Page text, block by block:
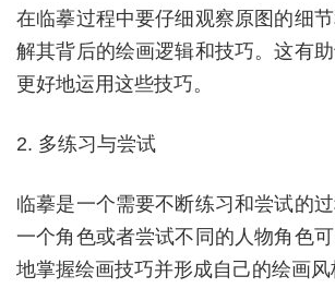
在临摹过程中要仔细观察原图的细
解其背后的绘画逻辑和技巧。这有
更好地运用这些技巧。
2. 多练习与尝试
临摹是一个需要不断练习和尝试的
一个角色或者尝试不同的人物角色
地掌握绘画技巧并形成自己的绘画风